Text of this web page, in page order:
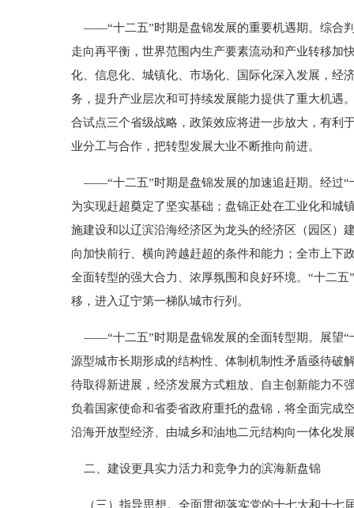
——“十二五”时期是盘锦发展的重要机遇期。综合
走向再平衡，世界范围内生产要素流动和产业转移加
化、信息化、城镇化、市场化、国际化深入发展，经
务，提升产业层次和可持续发展能力提供了重大机遇
合试点三个省级战略，政策效应将进一步放大，有利
业分工与合作，把转型发展大业不断推向前进。
——“十二五”时期是盘锦发展的加速追赶期。经过“
为实现赶超奠定了坚实基础；盘锦正处在工业化和城
施建设和以辽滨沿海经济区为龙头的经济区（园区）
向加快前行、横向跨越赶超的条件和能力；全市上下
全面转型的强大合力、浓厚氛围和良好环境。“十二
移，进入辽宁第一梯队城市行列。
——“十二五”时期是盘锦发展的全面转型期。展望“
源型城市长期形成的结构性、体制机制性矛盾亟待破
待取得新进展，经济发展方式粗放、自主创新能力不
负着国家使命和省委省政府重托的盘锦，将全面完成
沿海开放型经济、由城乡和油地二元结构向一体化发
二、建设更具实力活力和竞争力的滨海新盘锦
（三）指导思想。全面贯彻落实党的十七大和十七